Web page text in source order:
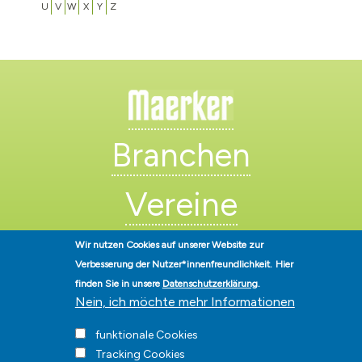
U
V W X Y Z
Branchen
Vereine
Künstler
Wir nutzen Cookies auf unserer Website zur
Verbesserung der Nutzer*innenfreundlichkeit. Hier
finden Sie in unsere Datenschutzerklärung.
Nein, ich möchte mehr Informationen
funktionale Cookies
Tracking Cookies